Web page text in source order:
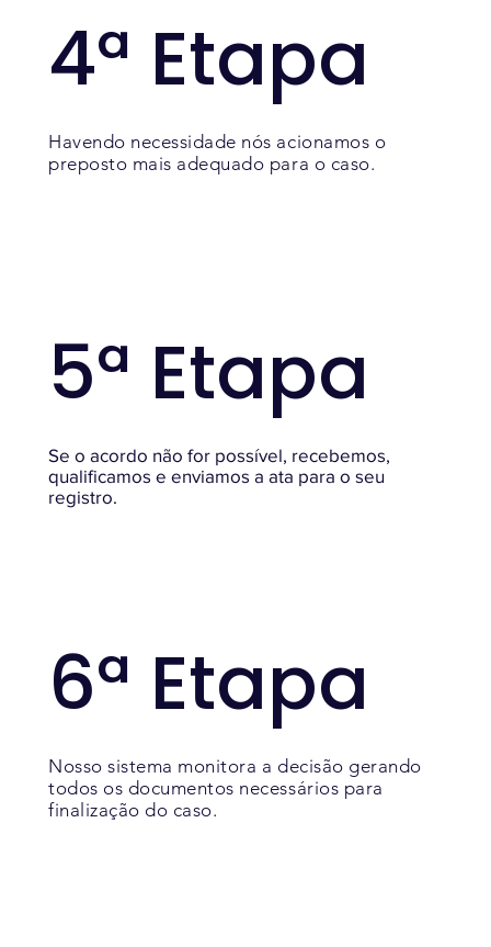
4ª Etapa
Havendo necessidade nós acionamos o
preposto mais adequado para o caso.
5ª Etapa
Se o acordo não for possível, recebemos,
qualificamos e enviamos a ata para o seu
registro.
6ª Etapa
Nosso sistema monitora a decisão gerando
todos os documentos necessários para
finalização do caso.